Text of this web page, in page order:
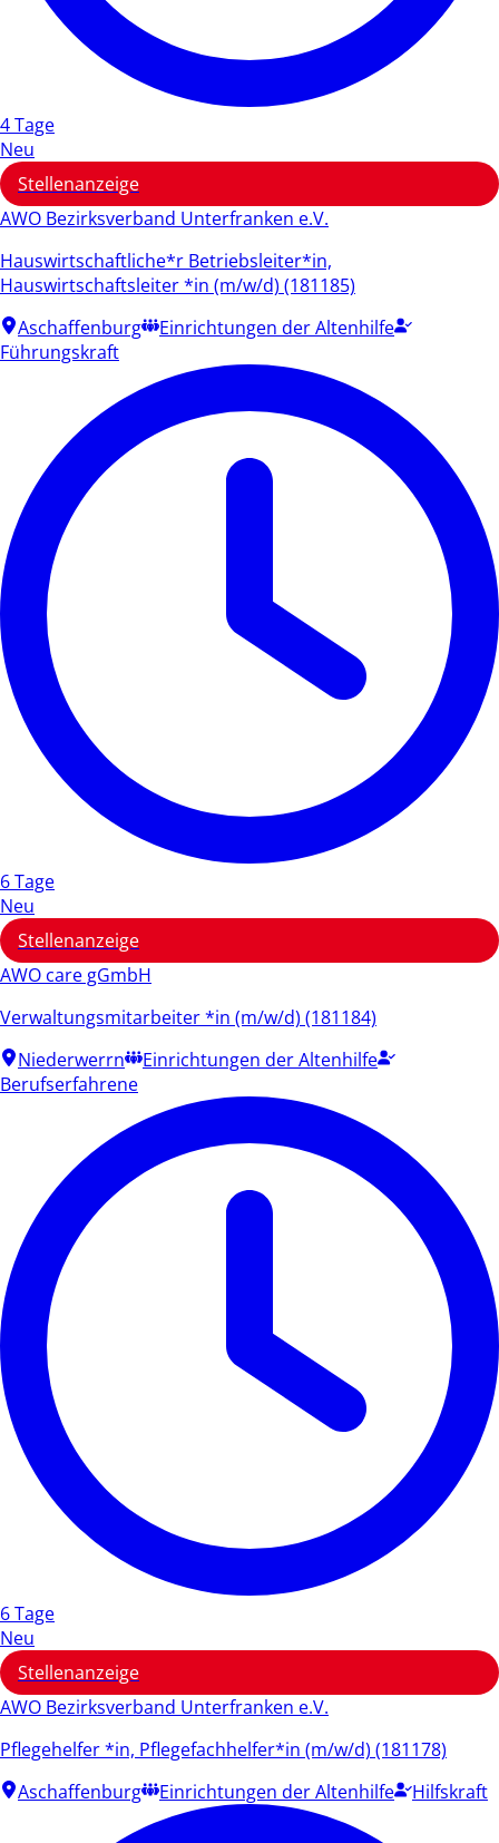
4 Tage
Neu
Stellenanzeige
AWO Bezirksverband Unterfranken e.V.
Hauswirtschaftliche*r Betriebsleiter*in,
Hauswirtschaftsleiter *in (m/w/d) (181185)
Aschaffenburg
Einrichtungen der Altenhilfe
Führungskraft
6 Tage
Neu
Stellenanzeige
AWO care gGmbH
Verwaltungsmitarbeiter *in (m/w/d) (181184)
Niederwerrn
Einrichtungen der Altenhilfe
Berufserfahrene
6 Tage
Neu
Stellenanzeige
AWO Bezirksverband Unterfranken e.V.
Pflegehelfer *in, Pflegefachhelfer*in (m/w/d) (181178)
Aschaffenburg
Einrichtungen der Altenhilfe Hilfskraft